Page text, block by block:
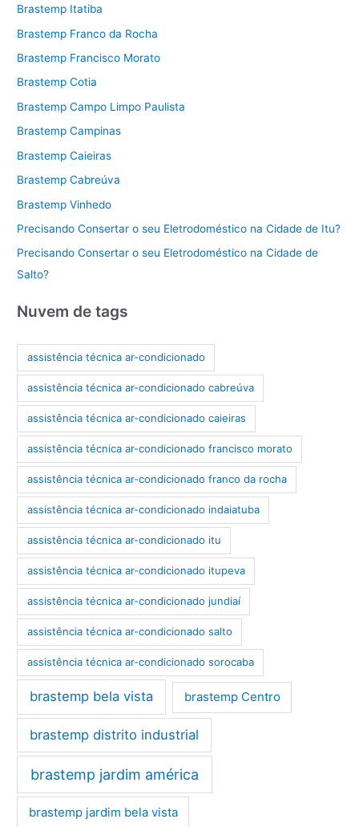
Brastemp Itatiba
Brastemp Franco da Rocha
Brastemp Francisco Morato
Brastemp Cotia
Brastemp Campo Limpo Paulista
Brastemp Campinas
Brastemp Caieiras
Brastemp Cabreúva
Brastemp Vinhedo
Precisando Consertar o seu Eletrodoméstico na Cidade de Itu?
Precisando Consertar o seu Eletrodoméstico na Cidade de
Salto?
Nuvem de tags
assistência técnica ar-condicionado
assistência técnica ar-condicionado cabreúva
assistência técnica ar-condicionado caieiras
assistência técnica ar-condicionado francisco morato
assistência técnica ar-condicionado franco da rocha
assistência técnica ar-condicionado indaiatuba
assistência técnica ar-condicionado itu
assistência técnica ar-condicionado itupeva
assistência técnica ar-condicionado jundiaí
assistência técnica ar-condicionado salto
assistência técnica ar-condicionado sorocaba
brastemp bela vista brastemp Centro
brastemp distrito industrial
brastemp jardim américa
brastemp jardim bela vista